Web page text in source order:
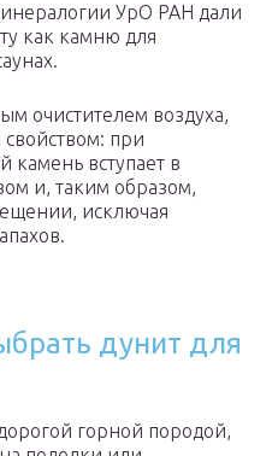
УрО РАН дали
как камню для
очистителем воздуха,
при
камень вступает в
и, таким образом,
исключая
дунит для
горной породой,